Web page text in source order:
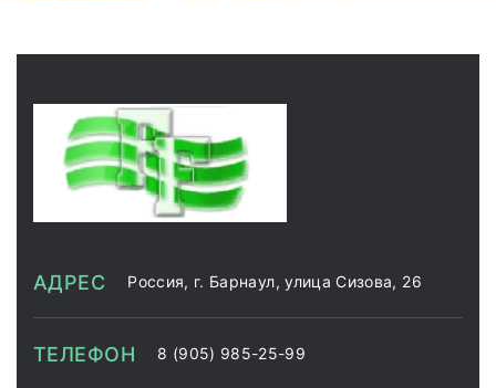
АДРЕС Россия, г. Барнаул, улица Сизова, 26
ТЕЛЕФОН 8 (905) 985-25-99